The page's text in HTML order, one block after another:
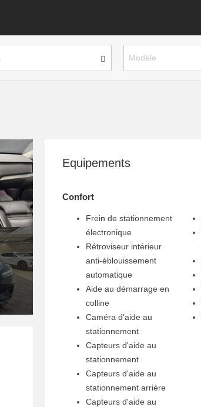
Modèle
Equipements
Confort
Frein de stationnement
électronique
Rétroviseur intérieur
anti-éblouissement
automatique
Aide au démarrage en
colline
Caméra d'aide au
stationnement
Capteurs d'aide au
stationnement
Capteurs d'aide au
stationnement arrière
Capteurs d'aide au